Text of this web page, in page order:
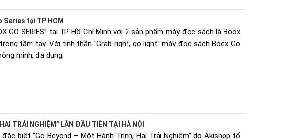
Series tại TP HCM
GO SERIES” tại TP Hồ Chí Minh với 2 sản phẩm máy đọc sách là Boox
tầm tay. Với tinh thần "Grab right, go light" máy đọc sách Boox Go
minh, đa dụng.
TRẢI NGHIỆM” LẦN ĐẦU TIÊN TẠI HÀ NỘI
biệt “Go Beyond – Một Hành Trình, Hai Trải Nghiệm” do Akishop tổ